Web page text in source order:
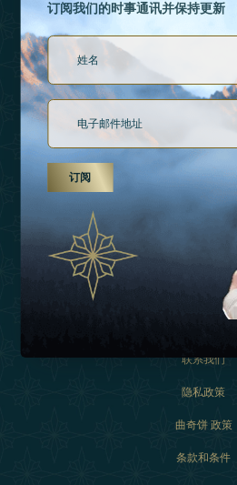
联系我们
隐私政策
曲奇饼 政策
条款和条件
订阅我们的时事通讯并保持更新
订阅